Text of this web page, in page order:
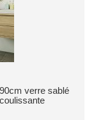
verre sablé